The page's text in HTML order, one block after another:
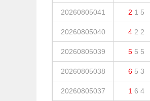
20260805041 2 1 5
20260805040 4 2 2
20260805039 5 5 5
20260805038 6 5 3
20260805037 1 6 4